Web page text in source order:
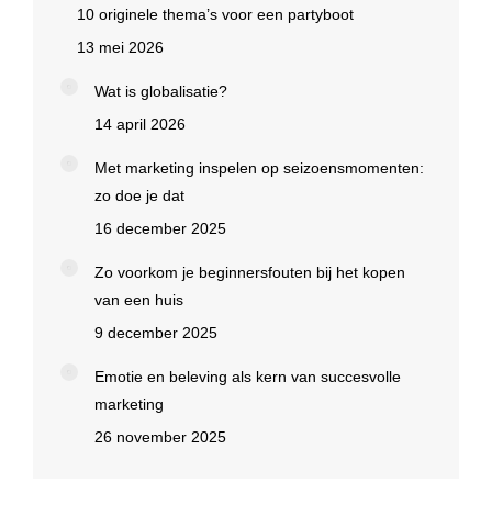
10 originele thema’s voor een partyboot
13 mei 2026
Wat is globalisatie?
14 april 2026
Met marketing inspelen op seizoensmomenten:
zo doe je dat
16 december 2025
Zo voorkom je beginnersfouten bij het kopen
van een huis
9 december 2025
Emotie en beleving als kern van succesvolle
marketing
26 november 2025